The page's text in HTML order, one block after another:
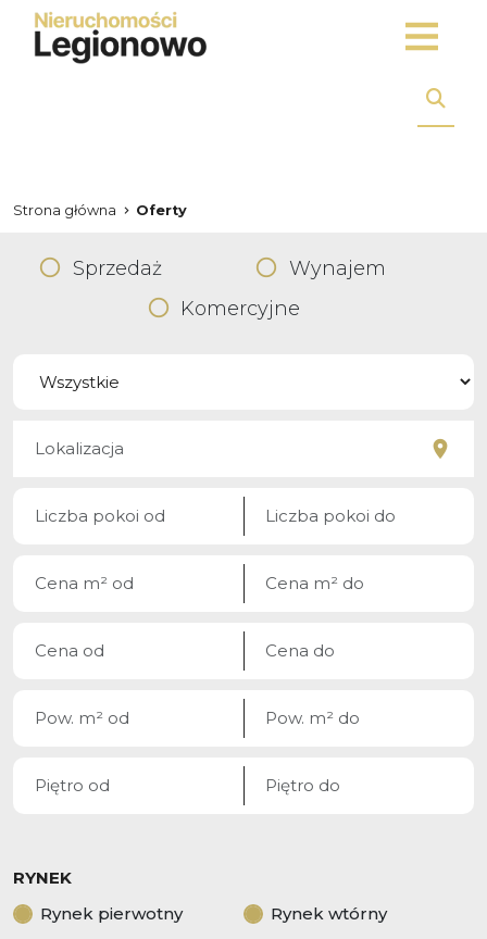
Strona główna Oferty
Sprzedaż
Wynajem
Komercyjne
RYNEK
Rynek pierwotny
Rynek wtórny